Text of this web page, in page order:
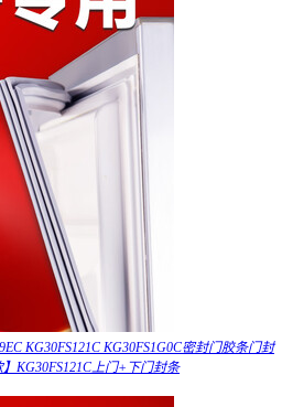
KG30FS121C KG30FS1G0C密封门胶条门封
KG30FS121C上门+下门封条